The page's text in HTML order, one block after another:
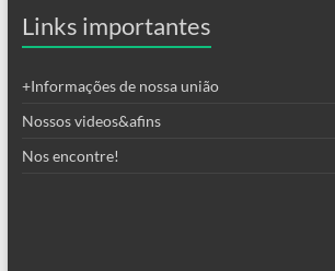
Links importantes
+Informações de nossa união
Nossos videos&afins
Nos encontre!